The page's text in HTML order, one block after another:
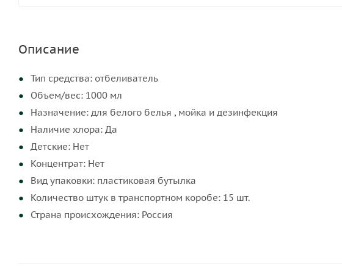
Описание
Тип средства: отбеливатель
Объем/вес: 1000 мл
Назначение: для белого белья , мойка и дезинфекция
Наличие хлора: Да
Детские: Нет
Концентрат: Нет
Вид упаковки: пластиковая бутылка
Количество штук в транспортном коробе: 15 шт.
Страна происхождения: Россия